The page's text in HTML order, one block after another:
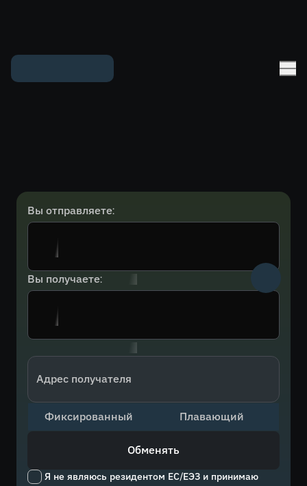
Вы отправляете:
Вы получаете:
Адрес получателя
Я не являюсь резидентом ЕС/ЕЭЗ и принимаю
Фиксированный Плавающий
Обменять